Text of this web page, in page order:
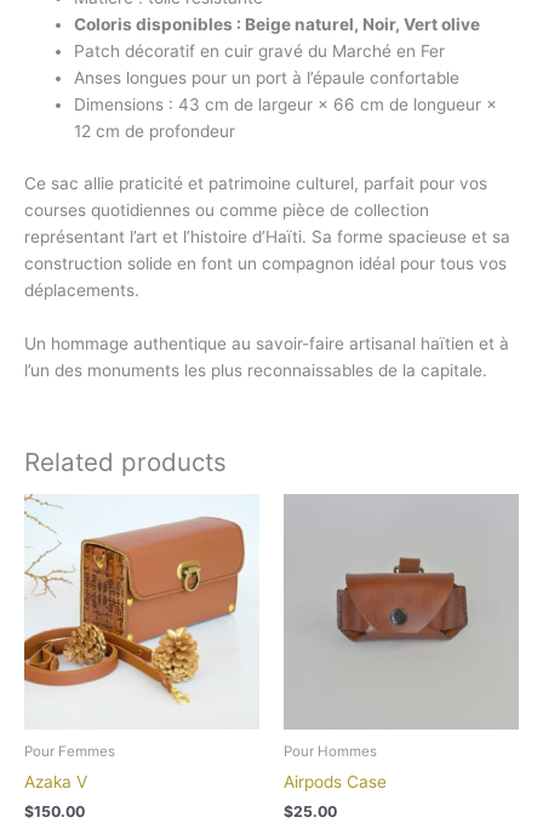
Coloris disponibles : Beige naturel, Noir, Vert olive
Patch décoratif en cuir gravé du Marché en Fer
Anses longues pour un port à l’épaule confortable
Dimensions : 43 cm de largeur × 66 cm de longueur ×
12 cm de profondeur
Ce sac allie praticité et patrimoine culturel, parfait pour vos
courses quotidiennes ou comme pièce de collection
représentant l’art et l’histoire d’Haïti. Sa forme spacieuse et sa
construction solide en font un compagnon idéal pour tous vos
déplacements.
Un hommage authentique au savoir-faire artisanal haïtien et à
l’un des monuments les plus reconnaissables de la capitale.
Related products
Pour Femmes
Azaka V
$150.00
Pour Hommes
Airpods Case
$25.00